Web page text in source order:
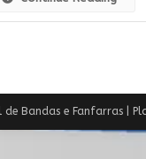
Bandas e Fanfarras |